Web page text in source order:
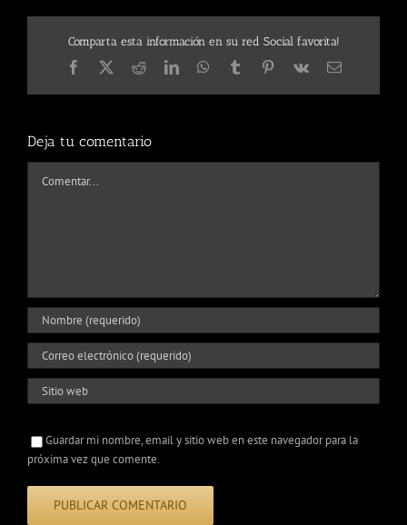
Comparta esta información en su red Social favorita!
Facebook
X RedditLinkedInWhatsApp
TumblrPinterest
Vk
Correo
Deja tu comentario
Guardar mi nombre, email y sitio web en este navegador para la
próxima vez que comente.